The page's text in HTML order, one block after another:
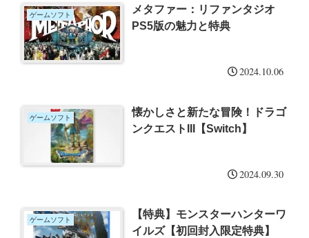
ゲームソフト
メタファー：リファンタジオ
PS5版の魅力と特典
2024.10.06
ゲームソフト
懐かしさと新たな冒険！ドラゴ
ンクエストIII【Switch】
2024.09.30
ゲームソフト
【特典】モンスターハンターワ
イルズ【初回封入限定特典】